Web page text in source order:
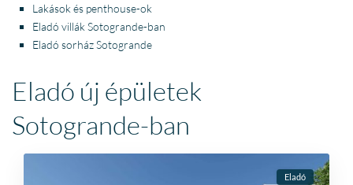
Lakások és penthouse-ok
Eladó villák Sotogrande-ban
Eladó sorház Sotogrande
Eladó új épületek
Sotogrande-ban
Eladó